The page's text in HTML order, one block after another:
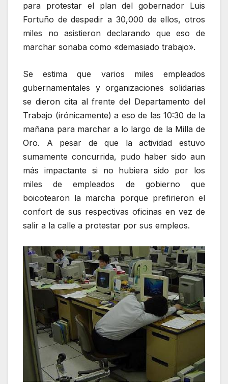
para protestar el plan del gobernador Luis
Fortuño de despedir a 30,000 de ellos, otros
miles no asistieron declarando que eso de
marchar sonaba como «demasiado trabajo».
Se estima que varios miles empleados
gubernamentales y organizaciones solidarias
se dieron cita al frente del Departamento del
Trabajo (irónicamente) a eso de las 10:30 de la
mañana para marchar a lo largo de la Milla de
Oro. A pesar de que la actividad estuvo
sumamente concurrida, pudo haber sido aun
más impactante si no hubiera sido por los
miles de empleados de gobierno que
boicotearon la marcha porque prefirieron el
confort de sus respectivas oficinas en vez de
salir a la calle a protestar por sus empleos.